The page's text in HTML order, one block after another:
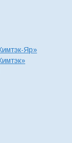
Яр»